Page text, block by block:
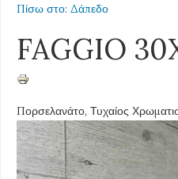
Πίσω στο: Δάπεδο
FAGGIO
Πορσελανάτο, Τυχαίος